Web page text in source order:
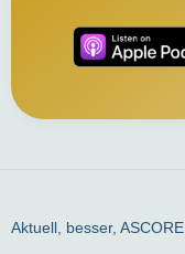
Aktuell, besser, ASCORE.